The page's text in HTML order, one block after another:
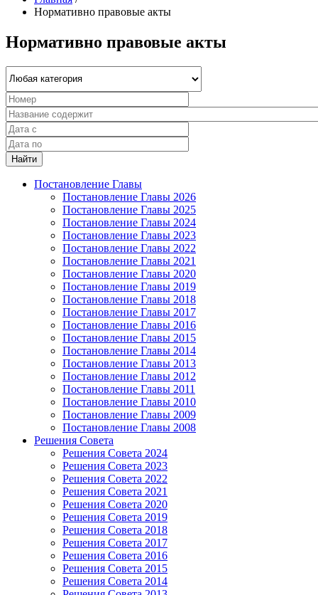
Нормативно правовые акты
Нормативно правовые акты
Найти
Постановление Главы
Постановление Главы 2026
Постановление Главы 2025
Постановление Главы 2024
Постановление Главы 2023
Постановление Главы 2022
Постановление Главы 2021
Постановление Главы 2020
Постановление Главы 2019
Постановление Главы 2018
Постановление Главы 2017
Постановление Главы 2016
Постановление Главы 2015
Постановление Главы 2014
Постановление Главы 2013
Постановление Главы 2012
Постановление Главы 2011
Постановление Главы 2010
Постановление Главы 2009
Постановление Главы 2008
Решения Совета
Решения Совета 2024
Решения Совета 2023
Решения Совета 2022
Решения Совета 2021
Решения Совета 2020
Решения Совета 2019
Решения Совета 2018
Решения Совета 2017
Решения Совета 2016
Решения Совета 2015
Решения Совета 2014